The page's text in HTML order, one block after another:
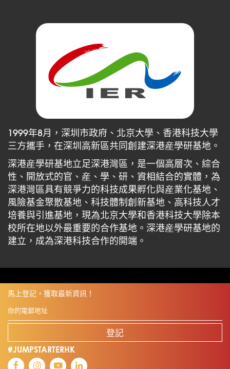
1999年8月，深圳市政府、北京大學、香港科技大學
三方攜手，在深圳高新區共同創建深港産學研基地。
深港産學研基地立足深港灣區，是一個高層次、綜合
性、開放式的官、産、學、研、資相結合的實體，為
深港灣區具有競爭力的科技成果孵化與産業化基地、
風險基金聚散基地、科技體制創新基地、高科技人才
培養與引進基地，現為北京大學和香港科技大學除本
校所在地以外最重要的合作基地。深港産學研基地的
建立，成為深港科技合作的開端。
馬上登記，獲取最新資訊！
登記
#JUMPSTARTERHK